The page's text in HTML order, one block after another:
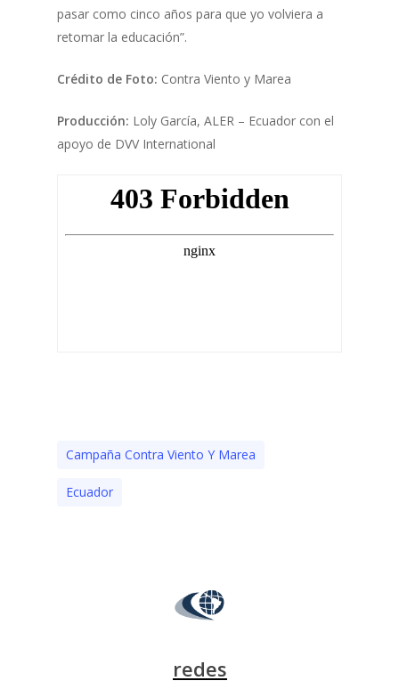
pasar como cinco años para que yo volviera a
retomar la educación”.
Crédito de Foto: Contra Viento y Marea
Producción: Loly García, ALER – Ecuador con el
apoyo de DVV International
Campaña Contra Viento Y Marea
Ecuador
redes